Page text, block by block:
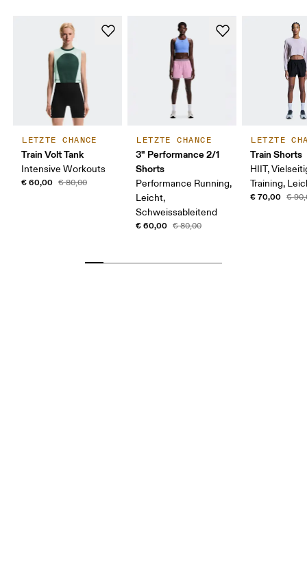
LETZTE CHANCE
Train Volt Tank
Intensive Workouts
€ 60,00 € 80,00
LETZTE CHANCE
3" Performance 2/1
Shorts
Performance Running,
Leicht,
Schweissableitend
€ 60,00 € 80,00
LETZTE
Train Shorts
HIIT,
Training,
€ 70,00 €